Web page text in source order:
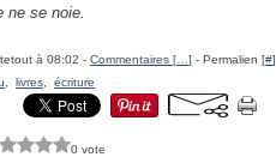
ne se noie.
à 08:02 - Commentaires [ ] - Permalien [#]
livres écriture
0 vote